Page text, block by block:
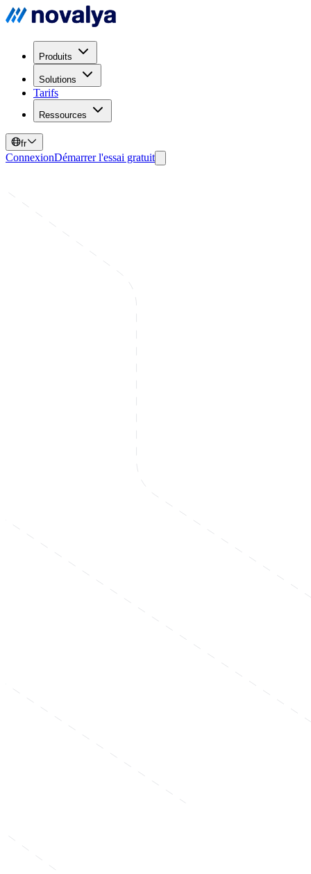
Produits
Solutions
Tarifs
Ressources
fr
ConnexionDémarrer l'essai gratuit